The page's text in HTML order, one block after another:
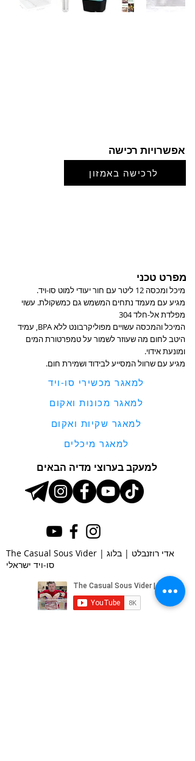
אפשרויות רכישה
לרכישה באמזון
מפרט טכני
מיכל ומכסה 12 ליטר עם חור יעודי למוט סו-ויד.
מגיע עם מעמד נתחים המשמש גם כמשקולת. עשוי
מפלדת אל-חלד 304
המיכל והמכסה עשויים מפוליקרבונט ללא BPA, עמיד
היטב לחום מה שעוזר לשמור על טמפרטורת המים
ומונעת אידוי.
מגיע עם שרוול המסייע לבידוד ושמירת חום.
למאגר מכשירי סו-ויד
למאגר מכונות ואקום
למאגר שקיות ואקום
למאגר מיכלים
למעקב בערוצי מדיה הבאים
The Casual Sous Vider | אדי רוזנבלט | בלוג
סו-ויד ישראלי